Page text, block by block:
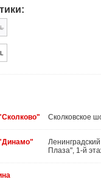
Сколковское
Плаза", 1-й